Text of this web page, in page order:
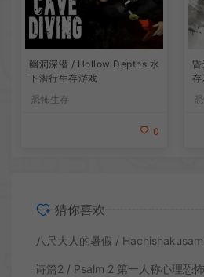
幽洞深潜 / Hollow Depths 水
下潜行生存游戏
恐怖生存
0
存
猜你喜欢
诗篇2 / Psalm 2 第一人称心理恐